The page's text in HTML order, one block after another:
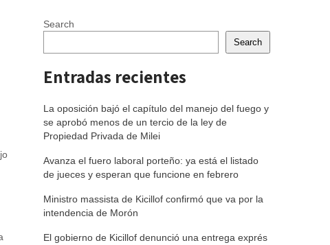
Search
Search
Entradas recientes
La oposición bajó el capítulo del manejo del fuego y
se aprobó menos de un tercio de la ley de
Propiedad Privada de Milei
Avanza el fuero laboral porteño: ya está el listado
de jueces y esperan que funcione en febrero
Ministro massista de Kicillof confirmó que va por la
intendencia de Morón
El gobierno de Kicillof denunció una entrega exprés